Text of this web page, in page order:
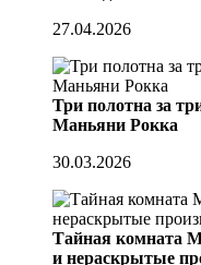
27.04.2026
Три полотна за
Маньяни Рокка
30.03.2026
Тайная комната
и нераскрытые